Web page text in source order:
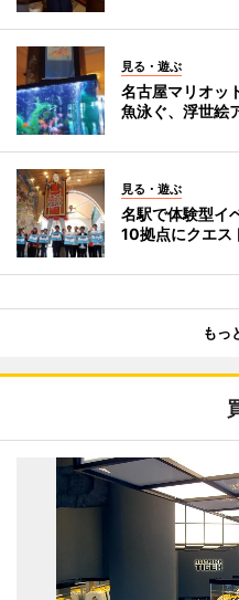
見る・遊ぶ
名古屋マリオ
魚泳ぐ、浮世絵
見る・遊ぶ
名駅で体験型イ
10拠点にクエ
もっ